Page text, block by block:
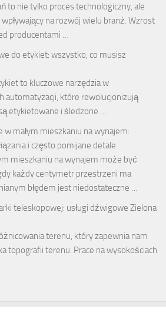
to nie tylko proces technologiczny, ale
na rozwój wielu branż. Wzrost
producentami …
do etykiet: wszystko, co musisz
to kluczowe narzędzia w
automatyzacji, które rewolucjonizują
etykietowane i śledzone …
w małym mieszkaniu na wynajem:
i często pomijane detale
mieszkaniu na wynajem może być
każdy centymetr przestrzeni ma
błędem jest niedostateczne …
teleskopowej: usługi dźwigowe Zielona
terenu, który zapewnia nam
topografii terenu. Prace na wysokościach